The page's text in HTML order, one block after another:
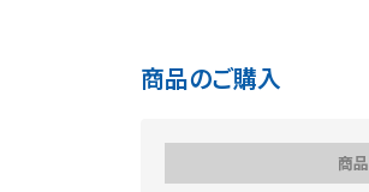
商品のご購入
商